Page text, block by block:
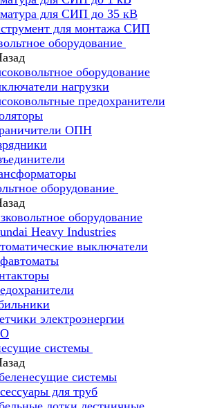
для СИП до 35 кВ
для монтажа СИП
оборудование
оборудование
нагрузки
предохранители
ОПН
оборудование
оборудование
Heavy Industries
выключатели
электроэнергии
системы
системы
для труб